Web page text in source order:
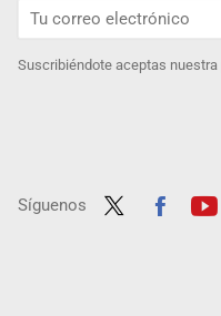
Suscribiéndote aceptas nuestra
Síguenos